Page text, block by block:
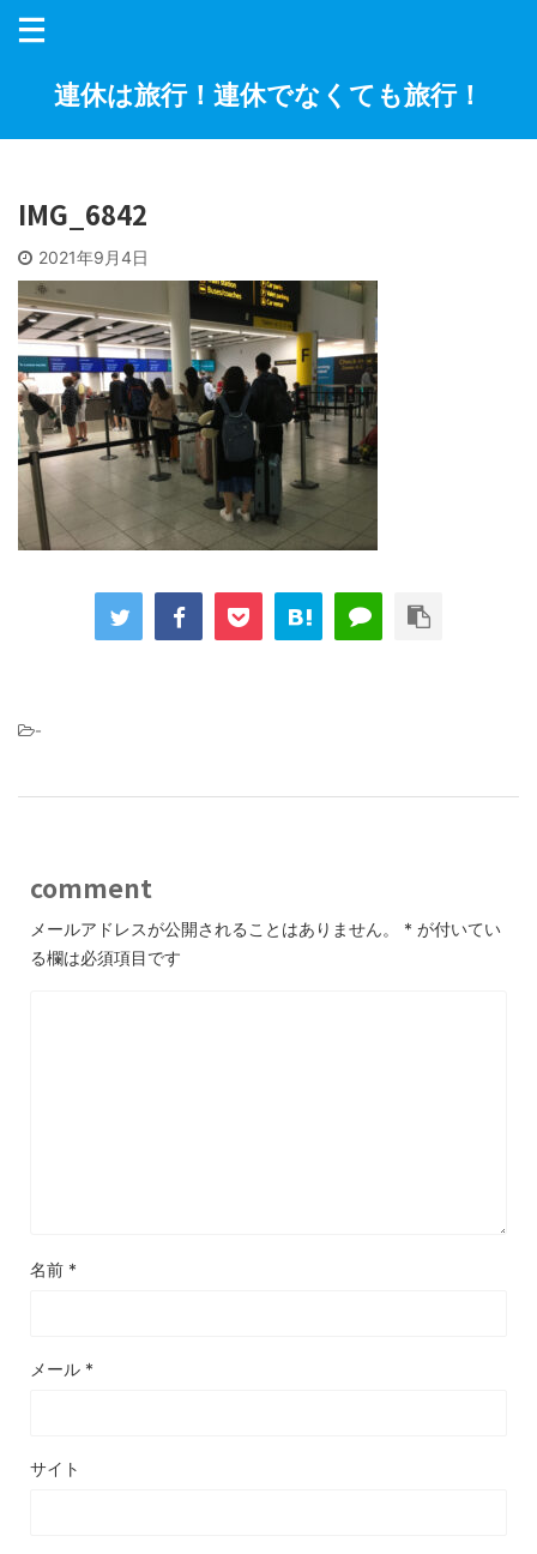
連休は旅行！連休でなくても旅行！
IMG_6842
2021年9月4日
-
comment
メールアドレスが公開されることはありません。 * が付いてい
る欄は必須項目です
名前 *
メール *
サイト